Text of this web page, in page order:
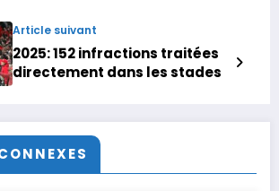
Article suivant
2025: 152 infractions traitées
directement dans les stades